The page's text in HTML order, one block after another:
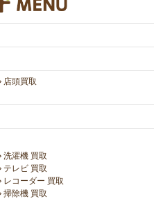
店頭買取
洗濯機 買取
テレビ 買取
レコーダー 買取
掃除機 買取